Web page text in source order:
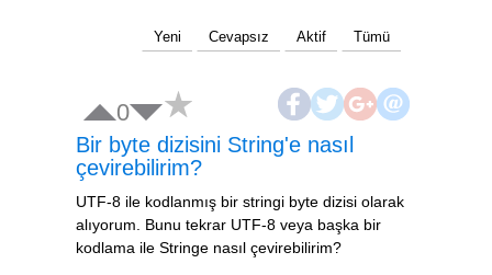
Yeni Cevapsız Aktif Tümü
0
Bir byte dizisini String'e nasıl
çevirebilirim?
UTF-8 ile kodlanmış bir stringi byte dizisi olarak
alıyorum. Bunu tekrar UTF-8 veya başka bir
kodlama ile Stringe nasıl çevirebilirim?